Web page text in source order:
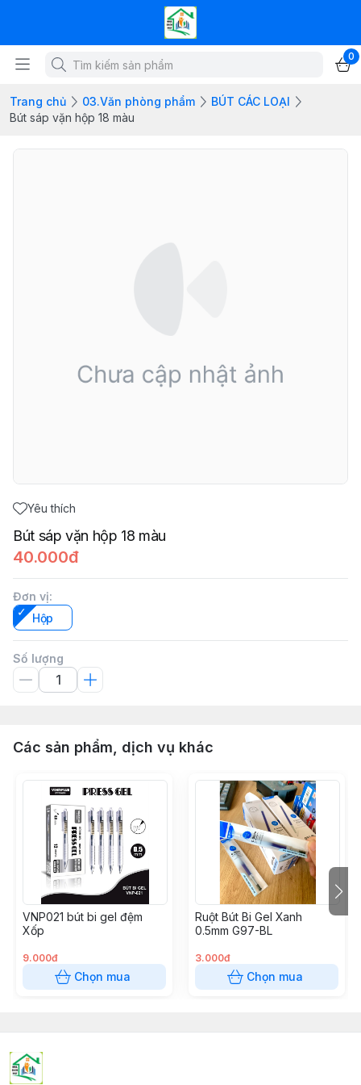
0
Trang chủ 03.Văn phòng phẩm
BÚT CÁC LOẠI
Bút sáp vặn hộp 18 màu
Yêu thích
Bút sáp vặn hộp 18 màu
40.000đ
Đơn vị:
Hộp
Số lượng
Các sản phẩm, dịch vụ khác
VNP021 bút bi gel đệm
Xốp
9.000đ
Chọn mua
Ruột Bút Bi Gel Xanh
0.5mm G97-BL
3.000đ
Chọn mua